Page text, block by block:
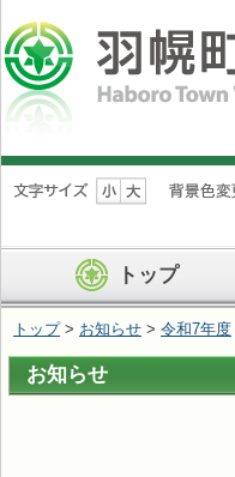
ナ
ビ
ン
を
ば
す
トップ
トップ> お知らせ > 令和7年度
お知らせ